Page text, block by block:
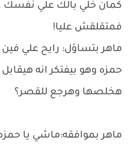
كمان خلي بالك علي نفسك
فمتقلقش عليا!
ماهر بتساؤل: رايح علي فين
حمزه وهو بيفتكر انه
هخلصها وهرجع للقصر؟
ماهر بموافقه:ماشي يا